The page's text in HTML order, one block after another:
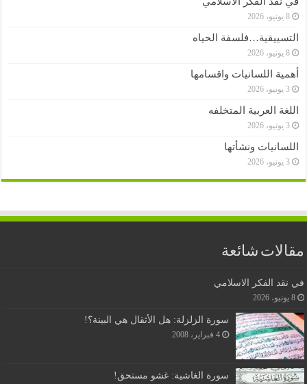
8 يونيو، 2026
التسييقية…فلسفة الحياه
8 يونيو، 2026
أهمية اللسانيات واقسامها
3 يونيو، 2026
اللغة العربية المتخلفه
3 يونيو، 2026
اللسانيات ونشأتها
3 يونيو، 2026
مقالات شائعة
في نقد الفكر الاسلامي
8 يونيو، 2026
سورة الزلزلة: هل الأثقال هي البينة؟!
4 فبراير، 2008
سورة الغاشية: غشو مستحق!